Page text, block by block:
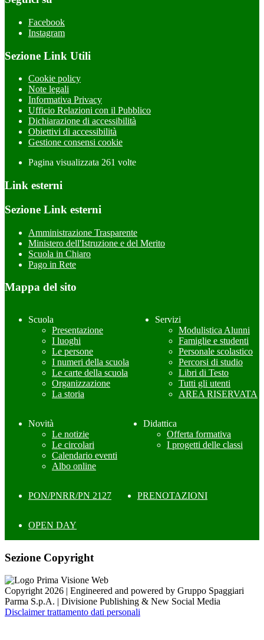
Facebook
Instagram
Sezione Link Utili
Cookie policy
Note legali
Informativa Privacy
Ufficio Relazioni con il Pubblico
Dichiarazione di accessibilità
Obiettivi di accessibilità
Gestione consensi cookie
Pagina visualizzata 261 volte
Link esterni
Sezione Link esterni
Amministrazione Trasparente
Ministero dell'Istruzione e del Merito
Scuola in Chiaro
Pago in Rete
Mappa del sito
Scuola
Presentazione
I luoghi
Le persone
I numeri della scuola
Le carte della scuola
Organizzazione
La storia
Servizi
Modulistica Alunni
Famiglie e studenti
Personale scolastico
Percorsi di studio
Libri di Testo
Tutti gli utenti
AREA RISERVATA
Novità
Le notizie
Le circolari
Calendario eventi
Albo online
Didattica
Offerta formativa
I progetti delle classi
PON/PNRR/PN 2127 PRENOTAZIONI
OPEN DAY
Sezione Copyright
Copyright 2026 | Engineered and powered by Gruppo Spaggiari
Parma S.p.A. | Divisione Publishing & New Social Media
Disclaimer trattamento dati personali